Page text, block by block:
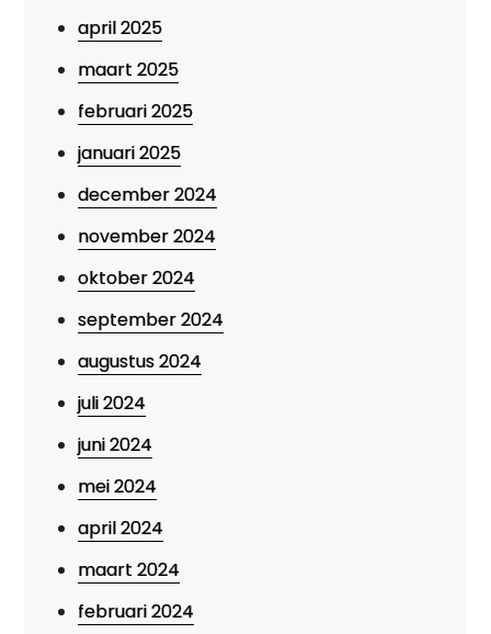
april 2025
maart 2025
februari 2025
januari 2025
december 2024
november 2024
oktober 2024
september 2024
augustus 2024
juli 2024
juni 2024
mei 2024
april 2024
maart 2024
februari 2024